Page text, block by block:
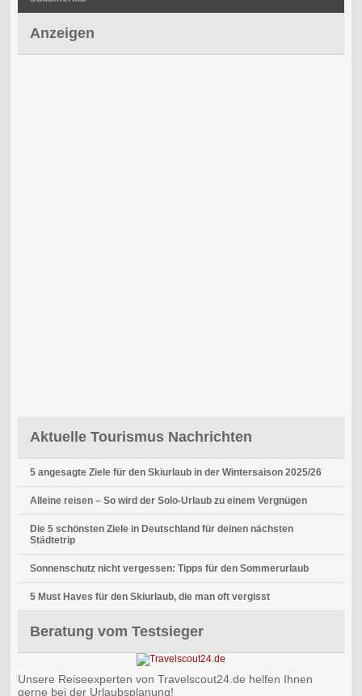
Anzeigen
Aktuelle Tourismus Nachrichten
5 angesagte Ziele für den Skiurlaub in der Wintersaison 2025/26
Alleine reisen – So wird der Solo-Urlaub zu einem Vergnügen
Die 5 schönsten Ziele in Deutschland für deinen nächsten
Städtetrip
Sonnenschutz nicht vergessen: Tipps für den Sommerurlaub
5 Must Haves für den Skiurlaub, die man oft vergisst
Beratung vom Testsieger
Unsere Reiseexperten von Travelscout24.de helfen Ihnen
gerne bei der Urlaubsplanung!